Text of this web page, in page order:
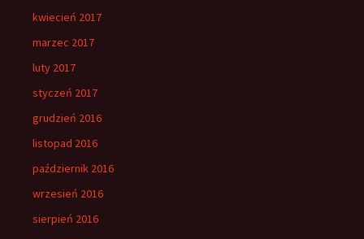
kwiecień 2017
marzec 2017
luty 2017
styczeń 2017
grudzień 2016
listopad 2016
październik 2016
wrzesień 2016
sierpień 2016